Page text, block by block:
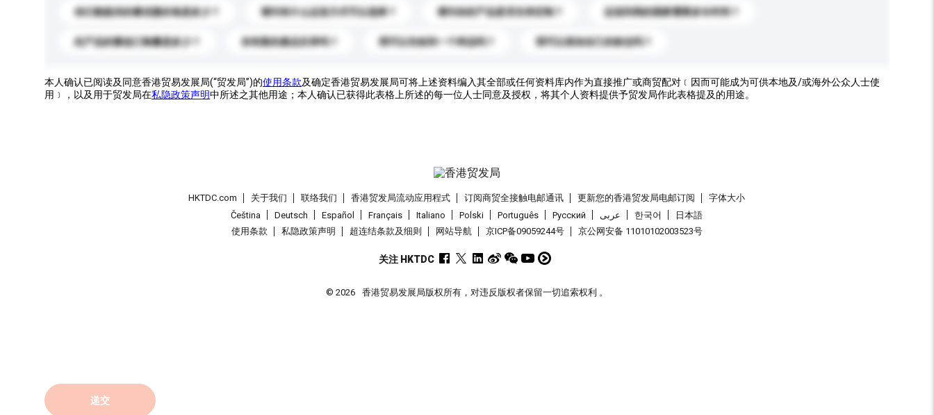
你们能提供的最优惠价格是多少？ 请问有什么运送方式可以选择？ 请问你的产品是否支持定制？ 运送到我的国家需要多长时间？
此产品的最低订购量是多少？ 你有新的產品目录吗？ 我可以先收到一个样品吗？ 我可以添加自己的标志吗？
本人确认已阅读及同意香港贸易发展局(“贸发局”)的使用条款及确定香港贸易发展局可将上述资料编入其全部或任何资料库内作为直接推广或商贸配对﹝因而可能成为可供本地及/或海外公众人士使
用﹞，以及用于贸发局在私隐政策声明中所述之其他用途；本人确认已获得此表格上所述的每一位人士同意及授权，将其个人资料提供予贸发局作此表格提及的用途。
递交
HKTDC.com 关于我们 联络我们 香港贸发局流动应用程式 订阅商贸全接触电邮通讯 更新您的香港贸发局电邮订阅
字体大小
Čeština
Deutsch Español Français Italiano Polski Português Pусский عربى 한국어
日本語
使用条款
私隐政策声明 超连结条款及细则 网站导航 京ICP备09059244号 京公网安备 11010102003523号
关注 HKTDC
© 2026 香港贸易发展局版权所有，对违反版权者保留一切追索权利 。